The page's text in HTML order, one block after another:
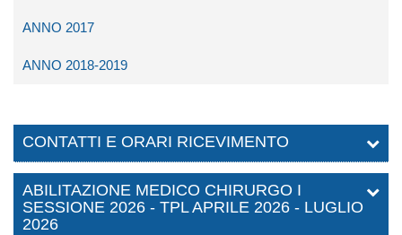
ANNO 2017
ANNO 2018-2019
CONTATTI E ORARI RICEVIMENTO
ABILITAZIONE MEDICO CHIRURGO I
SESSIONE 2026 - TPL APRILE 2026 - LUGLIO
2026